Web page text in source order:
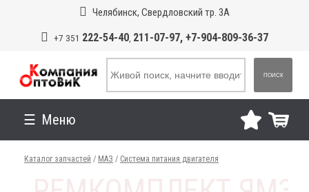
Челябинск, Свердловский тр. 3А
+7 351 222-54-40, 211-07-97, +7-904-809-36-37
ПОИСК
Меню
Каталог запчастей / МАЗ / Система питания двигателя